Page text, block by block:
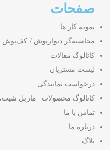
صفحات
نمونه کار ها
محاسبه‌گر دیوارپوش / کف‌پوش
کاتالوگ مقالات
لیست مشتریان
درخواست نمایندگی
کاتالوگ محصولات | ماربل
تماس با ما
درباره ما
بلاگ